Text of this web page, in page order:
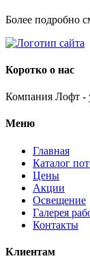
Более подробно
Коротко о нас
Компания Лофт -
Меню
Главная
Каталог
Цены
Акции
Освещение
Галерея
Контакты
Клиентам